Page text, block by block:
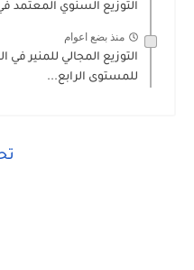
التوزيع السنوي المعتمد
منذ بضع اعوام
التوزيع المجالي للمنير في
للمستوى الرابع...